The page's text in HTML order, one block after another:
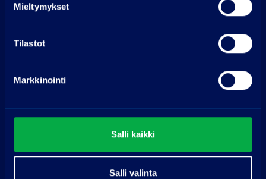
Mieltymykset
Tilastot
Markkinointi
Salli kaikki
Salli valinta
Ota yhteyttä
08200 Lohja
Soita puh. 075 3040 5210
Pyydä tarjous